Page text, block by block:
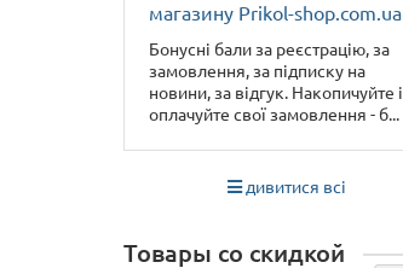
магазину Prikol-shop.com.ua
Бонусні бали за реєстрацію, за
замовлення, за підписку на
новини, за відгук. Накопичуйте і
оплачуйте свої замовлення - б...
дивитися всі
Товары со скидкой